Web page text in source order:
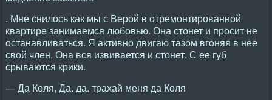
. Мне снилось как мы с Верой в отремонтированной
квартире занимаемся любовью. Она стонет и просит не
останавливаться. Я активно двигаю тазом вгоняя в нее
свой член. Она вся извивается и стонет. С ее губ
срываются крики.
— Да Коля, Да. да. трахай меня да Коля